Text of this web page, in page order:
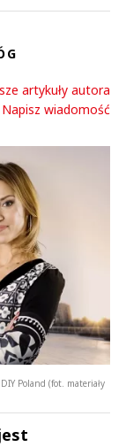
artykuły autora
Napisz wiadomość
Poland (fot. materiały